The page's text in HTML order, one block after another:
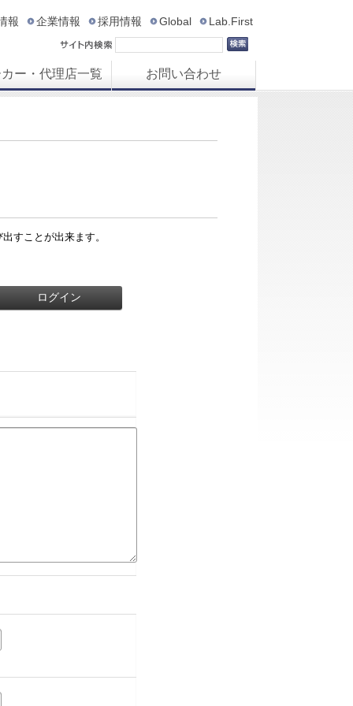
報 企業情報 採用情報 Global Lab.First
カー・代理店一覧 お問い合わせ
すことが出来ます。